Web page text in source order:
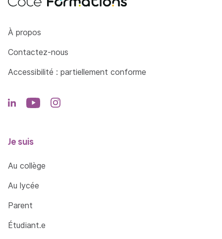
Côté Formations
À propos
Contactez-nous
Accessibilité : partiellement conforme
Je suis
Au collège
Au lycée
Parent
Étudiant.e